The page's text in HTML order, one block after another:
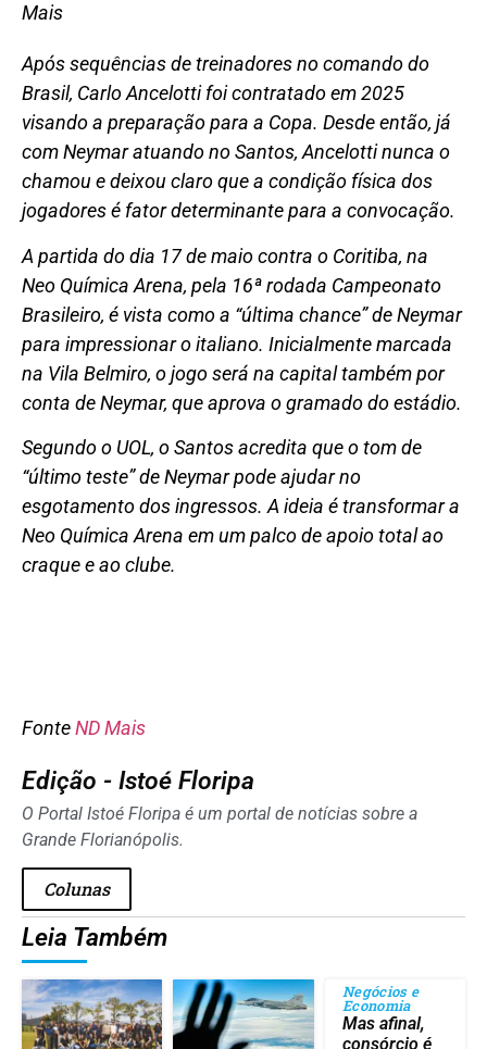
Mais
Após sequências de treinadores no comando do
Brasil, Carlo Ancelotti foi contratado em 2025
visando a preparação para a Copa. Desde então, já
com Neymar atuando no Santos, Ancelotti nunca o
chamou e deixou claro que a condição física dos
jogadores é fator determinante para a convocação.
A partida do dia 17 de maio contra o Coritiba, na
Neo Química Arena, pela 16ª rodada Campeonato
Brasileiro, é vista como a “última chance” de Neymar
para impressionar o italiano. Inicialmente marcada
na Vila Belmiro, o jogo será na capital também por
conta de Neymar, que aprova o gramado do estádio.
Segundo o UOL, o Santos acredita que o tom de
“último teste” de Neymar pode ajudar no
esgotamento dos ingressos. A ideia é transformar a
Neo Química Arena em um palco de apoio total ao
craque e ao clube.
FonteND Mais
Edição - Istoé Floripa
O Portal Istoé Floripa é um portal de notícias sobre a
Grande Florianópolis.
Colunas
Leia Também
Negócios e
Economia
Mas afinal,
consórcio é